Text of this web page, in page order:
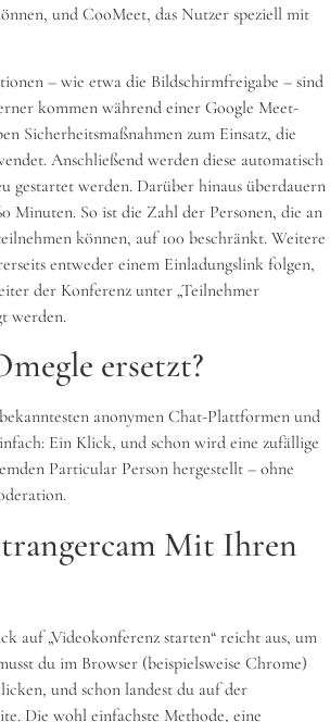
und CooMeet, das Nutzer speziell mit
– wie etwa die Bildschirmfreigabe – sind
kommen während einer Google Meet-
Sicherheitsmaßnahmen zum Einsatz, die
Anschließend werden diese automatisch
gestartet werden. Darüber hinaus überdauern
Minuten. So ist die Zahl der Personen, die an
können, auf 100 beschränkt. Weitere
entweder einem Einladungslink folgen,
der Konferenz unter „Teilnehmer
werden.
ersetzt?
anonymen Chat-Plattformen und
Ein Klick, und schon wird eine zufällige
Particular Person hergestellt – ohne
Mit Ihren
auf „Videokonferenz starten“ reicht aus, um
du im Browser (beispielsweise Chrome)
und schon landest du auf der
Die wohl einfachste Methode, eine